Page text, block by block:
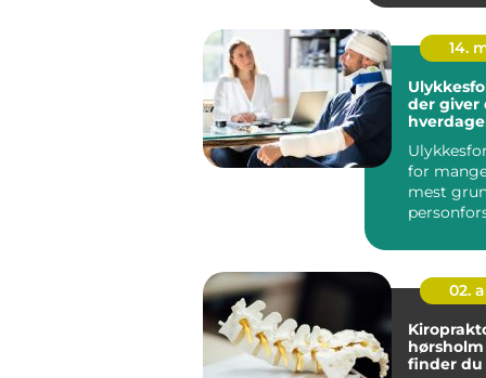
14.
der giver
for
mest
...
02.
hørsholm sådan
finder